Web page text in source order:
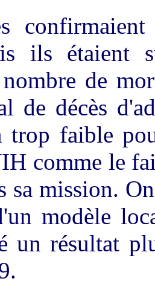
ils étaient
de
de décès
trop faible
comme le
sa mission.
modèle
un résultat